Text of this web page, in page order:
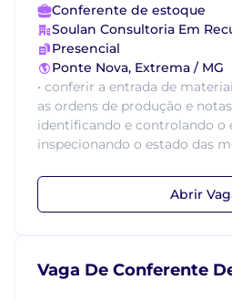
Conferente de estoque
Soulan Consultoria Em
Presencial
Ponte Nova, Extrema / MG
• conferir a entrada de
as ordens de produção e
identificando e controlando o
inspecionando o estado das
Abrir
Vaga De Conferente